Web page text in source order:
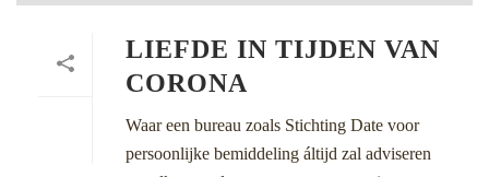
LIEFDE IN TIJDEN VAN
CORONA
Waar een bureau zoals Stichting Date voor
persoonlijke bemiddeling áltijd zal adviseren